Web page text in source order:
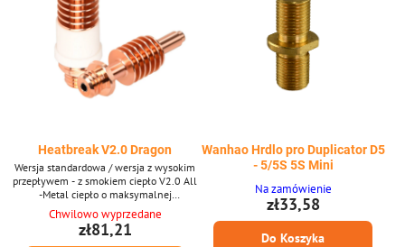
Heatbreak V2.0 Dragon
Wersja standardowa / wersja z wysokim
przepływem - z smokiem ciepło V2.0 All
-Metal ciepło o maksymalnej
temperaturze 450 ° C.
Chwilowo wyprzedane
zł81,21
Wanhao Hrdlo pro Duplicator D5
- 5/5S 5S Mini
Na zamówienie
zł33,58
Do Koszyka